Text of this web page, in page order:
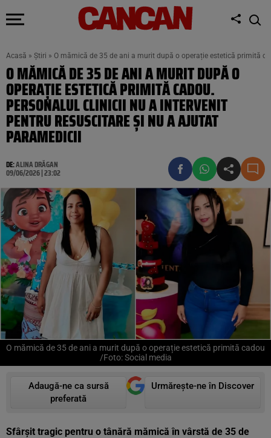
Acasă » Știri » O mămică de 35 de ani a murit după o operație estetică primită
O MĂMICĂ DE 35 DE ANI A MURIT DUPĂ O
OPERAȚIE ESTETICĂ PRIMITĂ CADOU.
PERSONALUL CLINICII NU A INTERVENIT
PENTRU RESUSCITARE ȘI NU A AJUTAT
PARAMEDICII
DE:ALINA DRĂGAN
09/06/2026 | 23:02
O mămică de 35 de ani a murit după o operație estetică primită cadou
/Foto: Social media
Adaugă-ne ca sursă
preferată
Urmărește-ne în Discover
Sfârșit tragic pentru o tânără mămică în vârstă de 35 de